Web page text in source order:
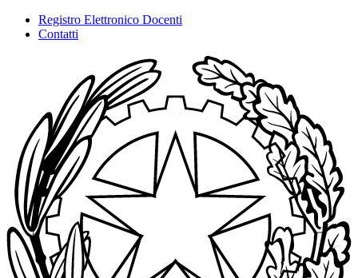
Registro Elettronico Docenti
Contatti